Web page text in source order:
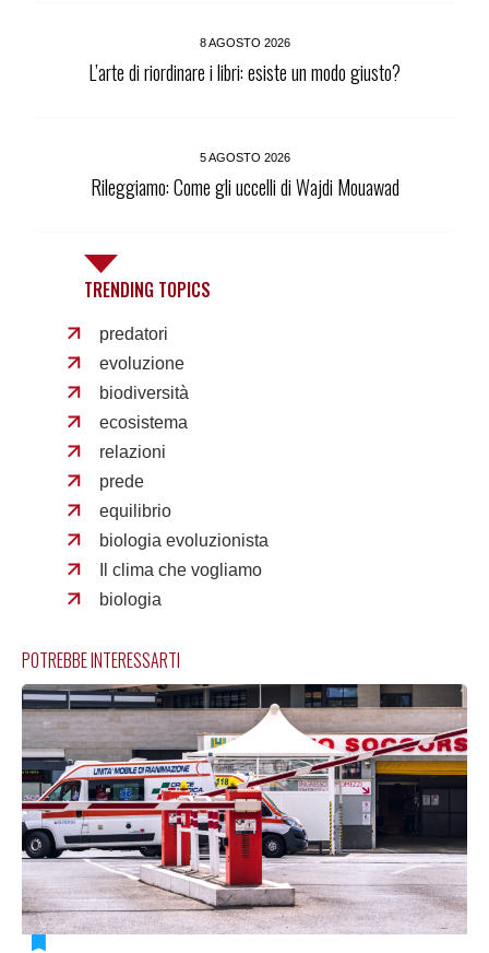
8 AGOSTO 2026
L’arte di riordinare i libri: esiste un modo giusto?
5 AGOSTO 2026
Rileggiamo: Come gli uccelli di Wajdi Mouawad
TRENDING TOPICS
predatori
evoluzione
biodiversità
ecosistema
relazioni
prede
equilibrio
biologia evoluzionista
Il clima che vogliamo
biologia
POTREBBE INTERESSARTI